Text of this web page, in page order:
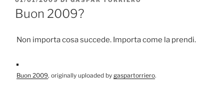
IL
Buon 2009?
Non importa cosa succede. Importa come la prendi.
Buon 2009, originally uploaded by gaspartorriero.